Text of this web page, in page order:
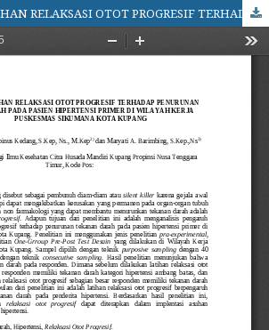
PENGARUH LATIHAN RELAKSASI OTOT PROGRESIF TERHADAP PENURUNAN TEKANAN DARAH PADA PASIEN HIPERTENSI PRIMER